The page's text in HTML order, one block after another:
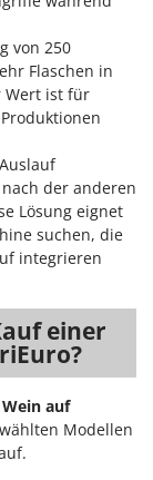
von 250
Flaschen in
Wert ist für
der anderen
Lösung eignet
suchen, die
integrieren
einer
auf
Modellen